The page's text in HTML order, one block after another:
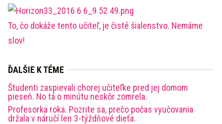
To, čo dokáže tento učiteľ, je čisté šialenstvo. Nemáme
slov!
ĎALŠIE K TÉME
Študenti zaspievali chorej učiteľke pred jej domom
pieseň. No tá o minútu neskôr zomrela.
Profesorka roka. Pozrite sa, prečo počas vyučovania
držala v náručí len 3-týždňové dieťa.